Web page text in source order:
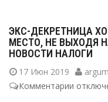
ЭКС-ДЕКРЕТНИЦА
МЕСТО, НЕ ВЫХОДЯ
НОВОСТИ НАЛОГИ
17 Июн 2019
Комментарии к